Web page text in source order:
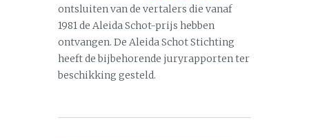
ontsluiten van de vertalers die vanaf
1981 de Aleida Schot-prijs hebben
ontvangen. De Aleida Schot Stichting
heeft de bijbehorende juryrapporten ter
beschikking gesteld.